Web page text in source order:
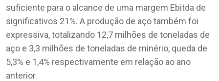
suficiente para o alcance de uma margem Ebitda de
significativos 21%. A produção de aço também foi
expressiva, totalizando 12,7 milhões de toneladas de
aço e 3,3 milhões de toneladas de minério, queda de
5,3% e 1,4% respectivamente em relação ao ano
anterior.